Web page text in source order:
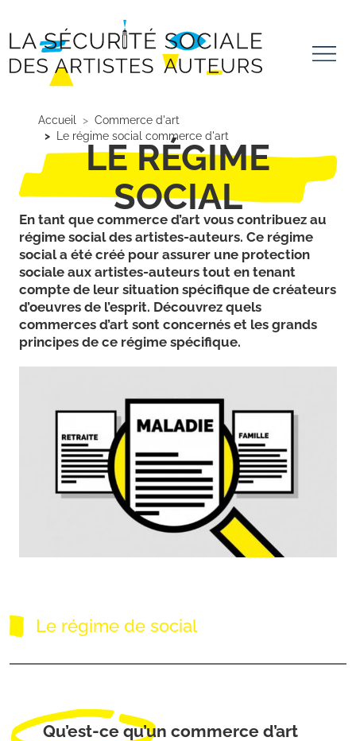
Accueil
Commerce d'art
Le régime social commerce d'art
LE RÉGIME
SOCIAL
En tant que commerce d’art vous contribuez au
régime social des artistes-auteurs. Ce régime
social a été créé pour assurer une protection
sociale aux artistes-auteurs tout en tenant
compte de leur situation spécifique de créateurs
d’oeuvres de l’esprit. Découvrez quels
commerces d’art sont concernés et les grands
principes de ce régime spécifique.
Catégories
Le régime de social
Qu’est-ce qu’un commerce d’art